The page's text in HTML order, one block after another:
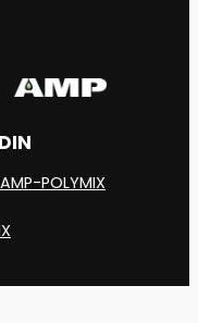
POLYMIX